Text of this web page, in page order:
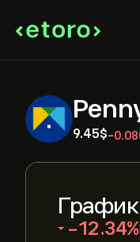
9.45‎$‎-0.08
‎-12.34‎